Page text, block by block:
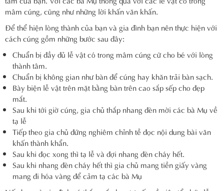
mâm cúng, cũng như những lời khấn văn khấn.
Để thể hiện lòng thành của bạn và gia đình bạn nên thực hiện với
cách cúng gồm những bước sau đây:
Chuẩn bị đầy đủ lễ vật có trong mâm cúng cữ cho bé với lòng
thành tâm.
Chuẩn bị không gian như bàn để cúng hay khăn trải bàn sạch.
Bày biện lễ vật trên mặt bằng bàn trên cao sắp sếp cho đẹp
mắt.
Sau khi tới giờ cúng, gia chủ thắp nhang đèn mời các bà Mụ về
tạ lễ
Tiếp theo gia chủ đứng nghiêm chỉnh tề đọc nội dung bài văn
khấn thành khẩn.
Sau khi đọc xong thì tạ lễ và đợi nhang đèn cháy hết.
Sau khi nhang đèn cháy hết thì gia chủ mang tiền giấy vàng
mang đi hóa vàng để cảm tạ các bà Mụ